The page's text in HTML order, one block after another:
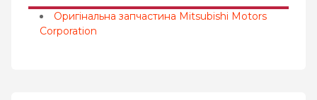
Оригінальна запчастина Mitsubishi Motors
Corporation